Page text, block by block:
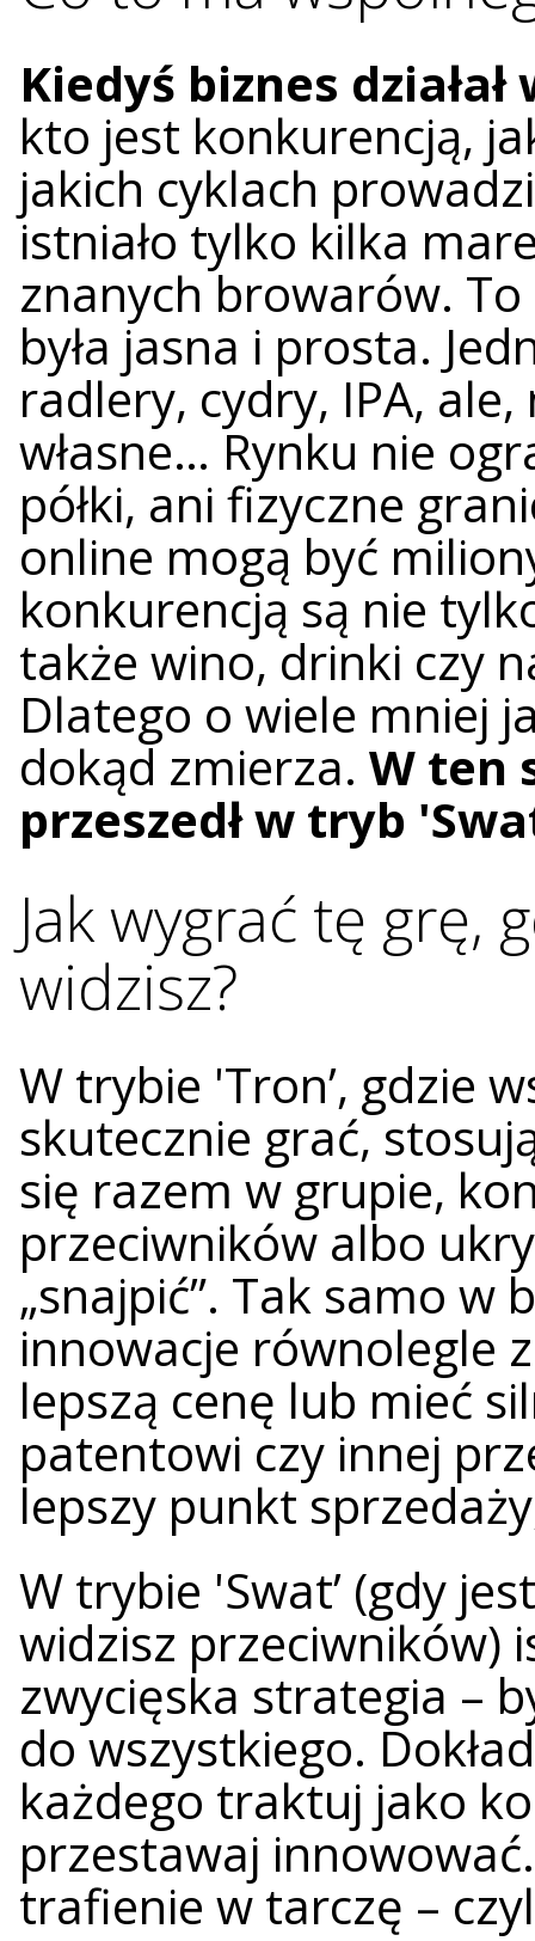
Kiedyś biznes
kto jest konkurencją,
jakich cyklach
istniało tylko kilka
znanych browarów.
była jasna i prosta.
radlery, cydry, IPA,
własne… Rynku nie
półki, ani fizyczne
online mogą być
konkurencją są nie
także wino, drinki czy
Dlatego o wiele mniej
dokąd zmierza. W ten
przeszedł w tryb
Jak wygrać tę grę,
widzisz?
W trybie 'Tron’, gdzie
skutecznie grać,
się razem w grupie,
przeciwników albo
„snajpić”. Tak samo w
innowacje równolegle
lepszą cenę lub mieć
patentowi czy innej
lepszy punkt
W trybie 'Swat’ (gdy
widzisz przeciwników)
zwycięska strategia –
do wszystkiego.
każdego traktuj jako
przestawaj
trafienie w tarczę –